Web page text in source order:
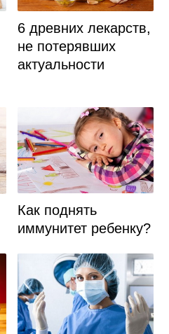
6 древних лекарств,
не потерявших
актуальности
Как поднять
иммунитет ребенку?